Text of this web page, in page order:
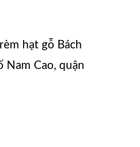
hạt gỗ Bách
Nam Cao, quận